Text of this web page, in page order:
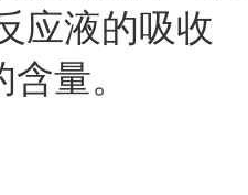
应液的吸收
量。